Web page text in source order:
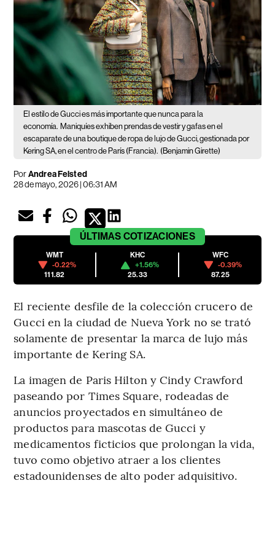
El estilo de Gucci es más importante que nunca para la
economía. Maniquíes exhiben prendas de vestir y gafas en el
escaparate de una boutique de ropa de lujo de Gucci, gestionada por
Kering SA, en el centro de París (Francia). (Benjamin Girette)
PorAndrea Felsted
28 de mayo, 2026 | 06:31 AM
ÚLTIMAS COTIZACIONES
WMT
-0.22%
111.82
KHC
+1.56%
25.33
WFC
-0.39%
87.25
El reciente desfile de la colección crucero de
Gucci en la ciudad de Nueva York no se trató
solamente de presentar la marca de lujo más
importante de Kering SA.
La imagen de Paris Hilton y Cindy Crawford
paseando por Times Square, rodeadas de
anuncios proyectados en simultáneo de
productos para mascotas de Gucci y
medicamentos ficticios que prolongan la vida,
tuvo como objetivo atraer a los clientes
estadounidenses de alto poder adquisitivo.